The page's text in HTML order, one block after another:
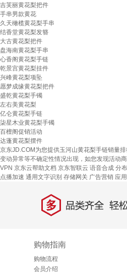
吉芙丽黄花梨把件
手串男款黄花
久天橄榄黄花梨手串
结香堂黄花梨发簪
大古黄花梨把件
盘海南黄花梨手串
心香阁黄花梨手链
乾景宫黄花梨挂件
兴峰黄花梨项坠
愿梦成缘黄花梨把件
盛乾黄花梨手镯
左右美黄花梨
亿仑黄花梨手链
柒星木业黄花梨手镯
百檀阁促销活动
达蓬黄花梨摆件
京东JD.COM为您提供玉河山黄花梨手链销量
变动异常等不确定性情况出现，如您发现活动
VPN 京东云帮助文档 京东智联云 语音合成 分
点播加速 通用文字识别 存储网关 广告营销 应
多 品类齐全，轻松
购物指南
购物流程
会员介绍